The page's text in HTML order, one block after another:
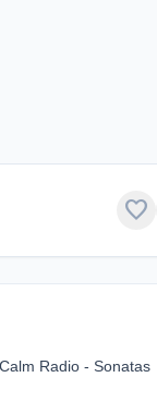
favorite
Radio - Sonatas